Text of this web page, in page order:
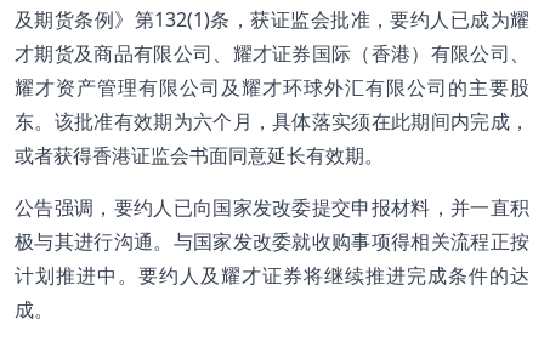
及期货条例》第132(1)条，获证监会批准，要约人已成为耀
才期货及商品有限公司、耀才证券国际（香港）有限公司、
耀才资产管理有限公司及耀才环球外汇有限公司的主要股
东。该批准有效期为六个月，具体落实须在此期间内完成，
或者获得香港证监会书面同意延长有效期。
公告强调，要约人已向国家发改委提交申报材料，并一直积
极与其进行沟通。与国家发改委就收购事项得相关流程正按
计划推进中。要约人及耀才证券将继续推进完成条件的达
成。